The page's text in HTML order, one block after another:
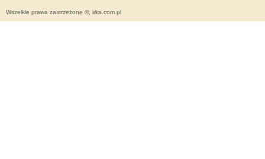
Wszelkie prawa zastrzeżone ©, irka.com.pl